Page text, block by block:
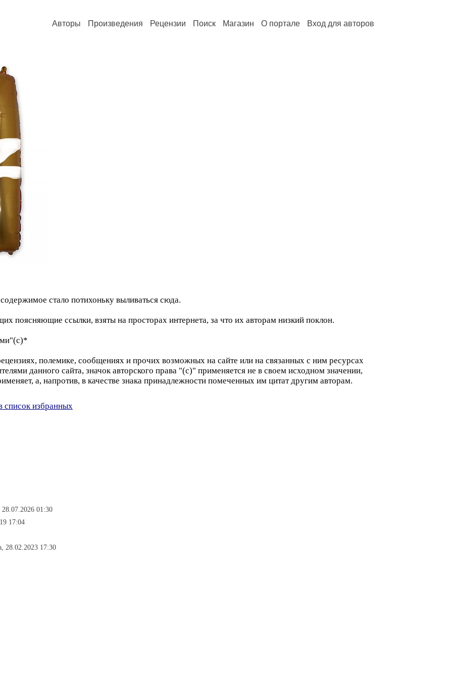
Авторы Произведения Рецензии Поиск Магазин О портале Вход для авторов
стало потихоньку выливаться сюда.
поясняющие ссылки, взяты на просторах интернета, за что их авторам низкий поклон.
полемике, сообщениях и прочих возможных на сайте или на связанных с ним ресурсах
данного сайта, значок авторского права "(с)" применяется не в своем исходном значении,
а, напротив, в качестве знака принадлежности помеченных им цитат другим авторам.
список избранных
01:30
17:04
28.02.2023 17:30